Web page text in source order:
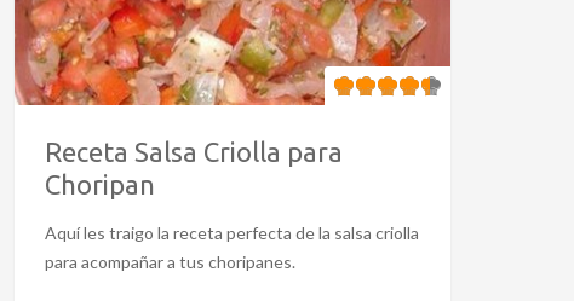
Receta Salsa Criolla para
Choripan
Aquí les traigo la receta perfecta de la salsa criolla
para acompañar a tus choripanes.